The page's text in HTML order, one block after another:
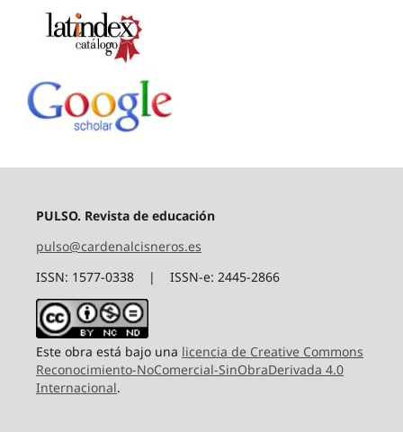
PULSO. Revista de educación
pulso@cardenalcisneros.es
ISSN: 1577-0338 | ISSN-e: 2445-2866
Este obra está bajo una licencia de Creative Commons
Reconocimiento-NoComercial-SinObraDerivada 4.0
Internacional.